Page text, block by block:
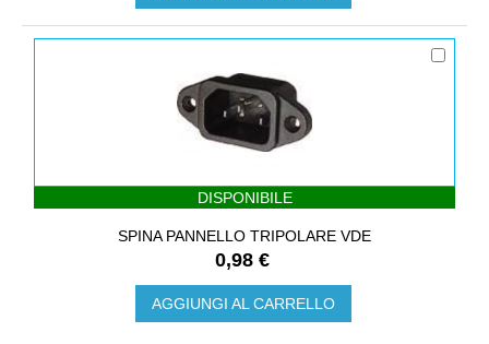
DISPONIBILE
SPINA PANNELLO TRIPOLARE VDE
0,98 €
AGGIUNGI AL CARRELLO